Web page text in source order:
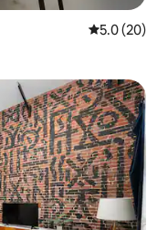
レビュー20
5.0 (20)